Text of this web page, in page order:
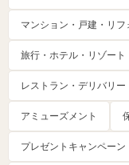
マンション・戸建・リ
旅行・ホテル・リゾート
レストラン・デリバリー
アミューズメント
プレゼントキャンペーン